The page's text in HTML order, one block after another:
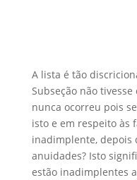
A lista é tão
Subseção não
nunca ocorreu pois
isto e em respeito às
inadimplente, depois
anuidades? Isto
estão inadimplentes